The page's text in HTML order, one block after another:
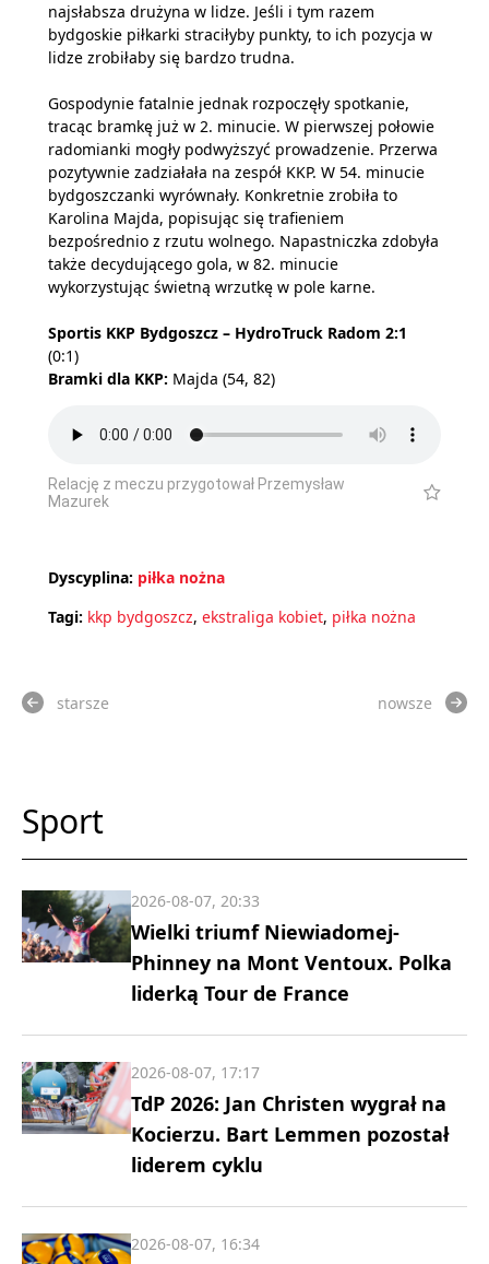
najsłabsza drużyna w lidze. Jeśli i tym razem
bydgoskie piłkarki straciłyby punkty, to ich pozycja w
lidze zrobiłaby się bardzo trudna.
Gospodynie fatalnie jednak rozpoczęły spotkanie,
tracąc bramkę już w 2. minucie. W pierwszej połowie
radomianki mogły podwyższyć prowadzenie. Przerwa
pozytywnie zadziałała na zespół KKP. W 54. minucie
bydgoszczanki wyrównały. Konkretnie zrobiła to
Karolina Majda, popisując się trafieniem
bezpośrednio z rzutu wolnego. Napastniczka zdobyła
także decydującego gola, w 82. minucie
wykorzystując świetną wrzutkę w pole karne.
Sportis KKP Bydgoszcz – HydroTruck Radom 2:1
(0:1)
Bramki dla KKP: Majda (54, 82)
Relację z meczu przygotował Przemysław
Mazurek
Dyscyplina: piłka nożna
Tagi: kkp bydgoszcz, ekstraliga kobiet, piłka nożna
starsze nowsze
Sport
Wielki triumf Niewiadomej-
Phinney na Mont Ventoux. Polka
liderką Tour de France
2026-08-07, 20:33
TdP 2026: Jan Christen wygrał na
Kocierzu. Bart Lemmen pozostał
liderem cyklu
2026-08-07, 17:17
2026-08-07, 16:34